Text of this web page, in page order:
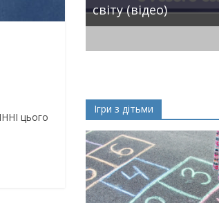
цього
світу (відео)
Ігри з дітьми